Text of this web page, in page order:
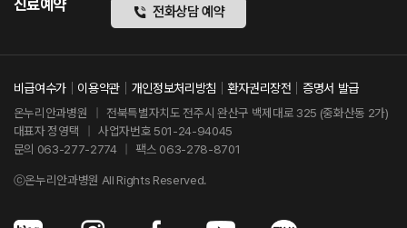
진료예약 전화상담 예약
비급여수가 이용약관 개인정보처리방침 환자권리장전
증명서 발급
온누리안과병원
전북특별자치도 전주시 완산구 백제대로 325 (중화산동 2가)
대표자 정영택
사업자번호 501-24-94045
문의 063-277-2774
팩스 063-278-8701
ⓒ온누리안과병원 All Rights Reserved.